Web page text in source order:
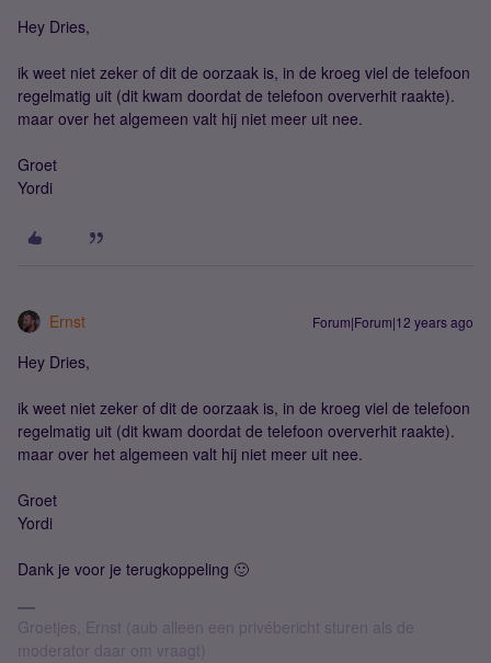
Hey Dries,
ik weet niet zeker of dit de oorzaak is, in de kroeg viel de telefoon
regelmatig uit (dit kwam doordat de telefoon oververhit raakte).
maar over het algemeen valt hij niet meer uit nee.
Groet
Yordi
Ernst Forum|Forum|12 years ago
Hey Dries,
ik weet niet zeker of dit de oorzaak is, in de kroeg viel de telefoon
regelmatig uit (dit kwam doordat de telefoon oververhit raakte).
maar over het algemeen valt hij niet meer uit nee.
Groet
Yordi
Dank je voor je terugkoppeling 🙂
Groetjes, Ernst (aub alleen een privébericht sturen als de
moderator daar om vraagt)